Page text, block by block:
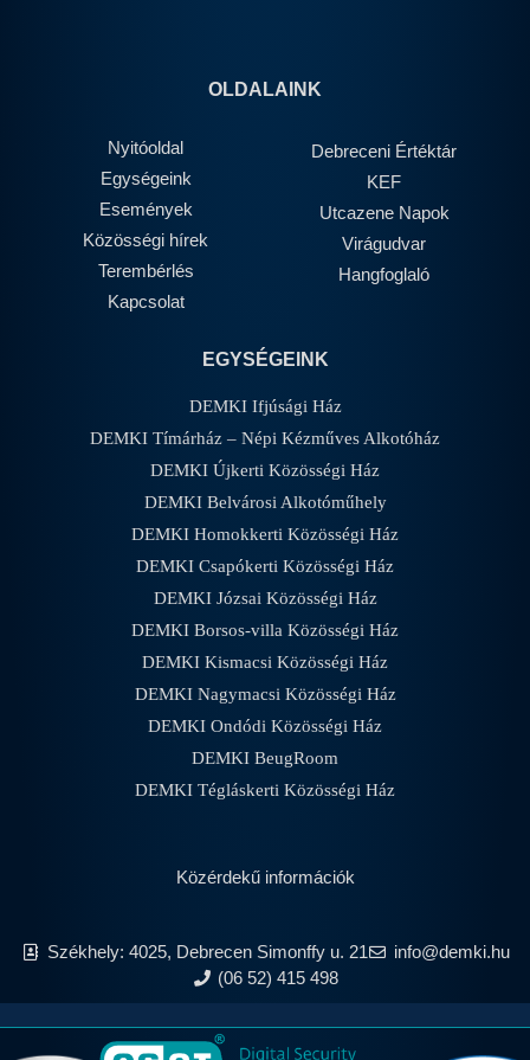
OLDALAINK
Nyitóoldal
Egységeink
Események
Közösségi hírek
Terembérlés
Kapcsolat
Debreceni Értéktár
KEF
Utcazene Napok
Virágudvar
Hangfoglaló
EGYSÉGEINK
DEMKI Ifjúsági Ház
DEMKI Tímárház – Népi Kézműves Alkotóház
DEMKI Újkerti Közösségi Ház
DEMKI Belvárosi Alkotóműhely
DEMKI Homokkerti Közösségi Ház
DEMKI Csapókerti Közösségi Ház
DEMKI Józsai Közösségi Ház
DEMKI Borsos-villa Közösségi Ház
DEMKI Kismacsi Közösségi Ház
DEMKI Nagymacsi Közösségi Ház
DEMKI Ondódi Közösségi Ház
DEMKI BeugRoom
DEMKI Tégláskerti Közösségi Ház
Közérdekű információk
Székhely: 4025, Debrecen Simonffy u. 21
info@demki.hu
(06 52) 415 498